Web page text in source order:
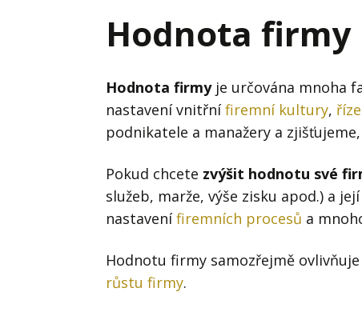
Interim management
Krizové řízení firmy
Management firmy
Hodnota firmy
Hodnota firmyje určována mnoha
nastavení vnitřnífiremní kultury,
podnikatele a manažery a
Pokud chcete zvýšit hodnotu své
služeb, marže, výše zisku apod.) a
nastavenífiremních procesů a
Hodnotu firmy samozřejmě
růstu firmy.